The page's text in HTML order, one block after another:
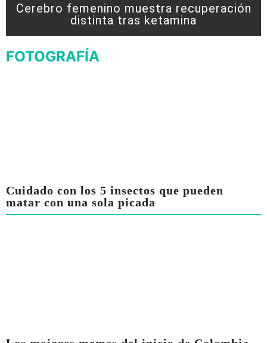
Cerebro femenino muestra recuperación
distinta tras ketamina
FOTOGRAFÍA
Cuidado con los 5 insectos que pueden
matar con una sola picada